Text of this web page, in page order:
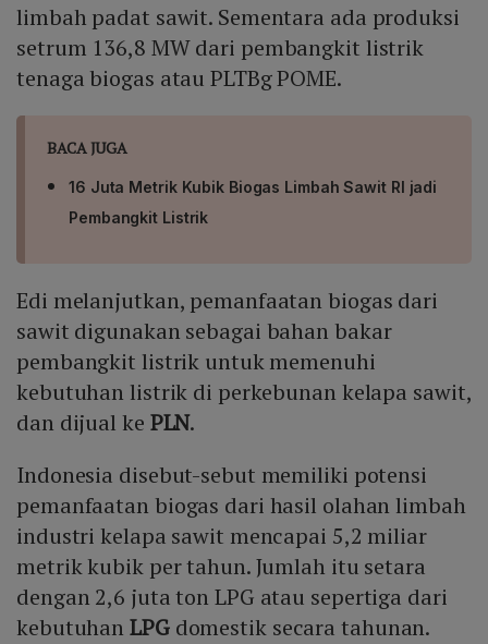
limbah padat sawit. Sementara ada produksi
setrum 136,8 MW dari pembangkit listrik
tenaga biogas atau PLTBg POME.
BACA JUGA
16 Juta Metrik Kubik Biogas Limbah Sawit RI jadi
Pembangkit Listrik
Edi melanjutkan, pemanfaatan biogas dari
sawit digunakan sebagai bahan bakar
pembangkit listrik untuk memenuhi
kebutuhan listrik di perkebunan kelapa sawit,
dan dijual ke PLN.
Indonesia disebut-sebut memiliki potensi
pemanfaatan biogas dari hasil olahan limbah
industri kelapa sawit mencapai 5,2 miliar
metrik kubik per tahun. Jumlah itu setara
dengan 2,6 juta ton LPG atau sepertiga dari
kebutuhanLPG domestik secara tahunan.